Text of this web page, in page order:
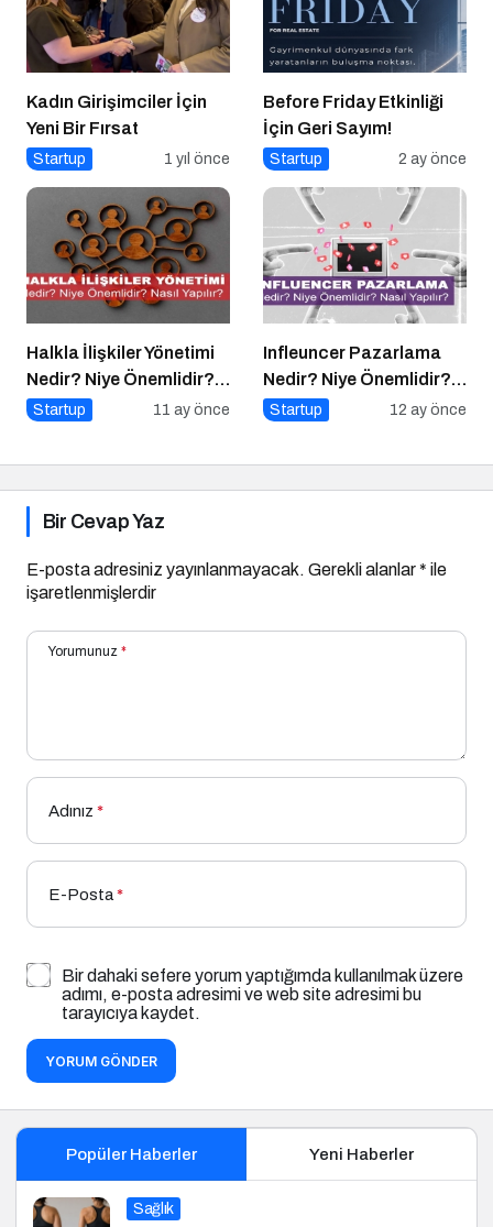
Kadın Girişimciler İçin
Yeni Bir Fırsat
Startup 1 yıl önce
Before Friday Etkinliği
İçin Geri Sayım!
Startup 2 ay önce
Halkla İlişkiler Yönetimi
Nedir? Niye Önemlidir?
Halkla İlişkiler Yönetimi
Startup 11 ay önce
Infleuncer Pazarlama
Nedir? Niye Önemlidir?
Influencer Pazarlama
Startup 12 ay önce
Bir Cevap Yaz
E-posta adresiniz yayınlanmayacak. Gerekli alanlar* ile
işaretlenmişlerdir
Yorumunuz *
Adınız *
E-Posta*
Bir dahaki sefere yorum yaptığımda kullanılmak üzere
adımı, e-posta adresimi ve web site adresimi bu
tarayıcıya kaydet.
YORUM GÖNDER
Popüler Haberler Yeni Haberler
Sağlık